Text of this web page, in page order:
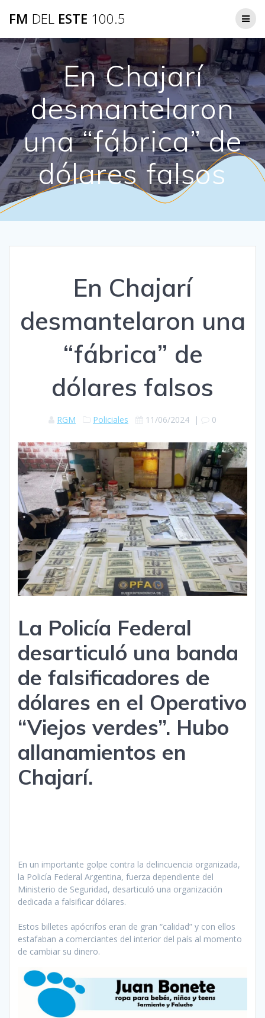
FM DEL ESTE 100.5
En Chajarí
desmantelaron
una “fábrica” de
dólares falsos
En Chajarí
desmantelaron una
“fábrica” de
dólares falsos
RGM Policiales 11/06/2024 | 0
La Policía Federal
desarticuló una banda
de falsificadores de
dólares en el Operativo
“Viejos verdes”. Hubo
allanamientos en
Chajarí.
En un importante golpe contra la delincuencia organizada,
la Policía Federal Argentina, fuerza dependiente del
Ministerio de Seguridad, desarticuló una organización
dedicada a falsificar dólares.
Estos billetes apócrifos eran de gran “calidad” y con ellos
estafaban a comerciantes del interior del país al momento
de cambiar su dinero.